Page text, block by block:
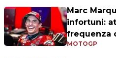
Marc
infortuni:
frequenza
MOTOGP